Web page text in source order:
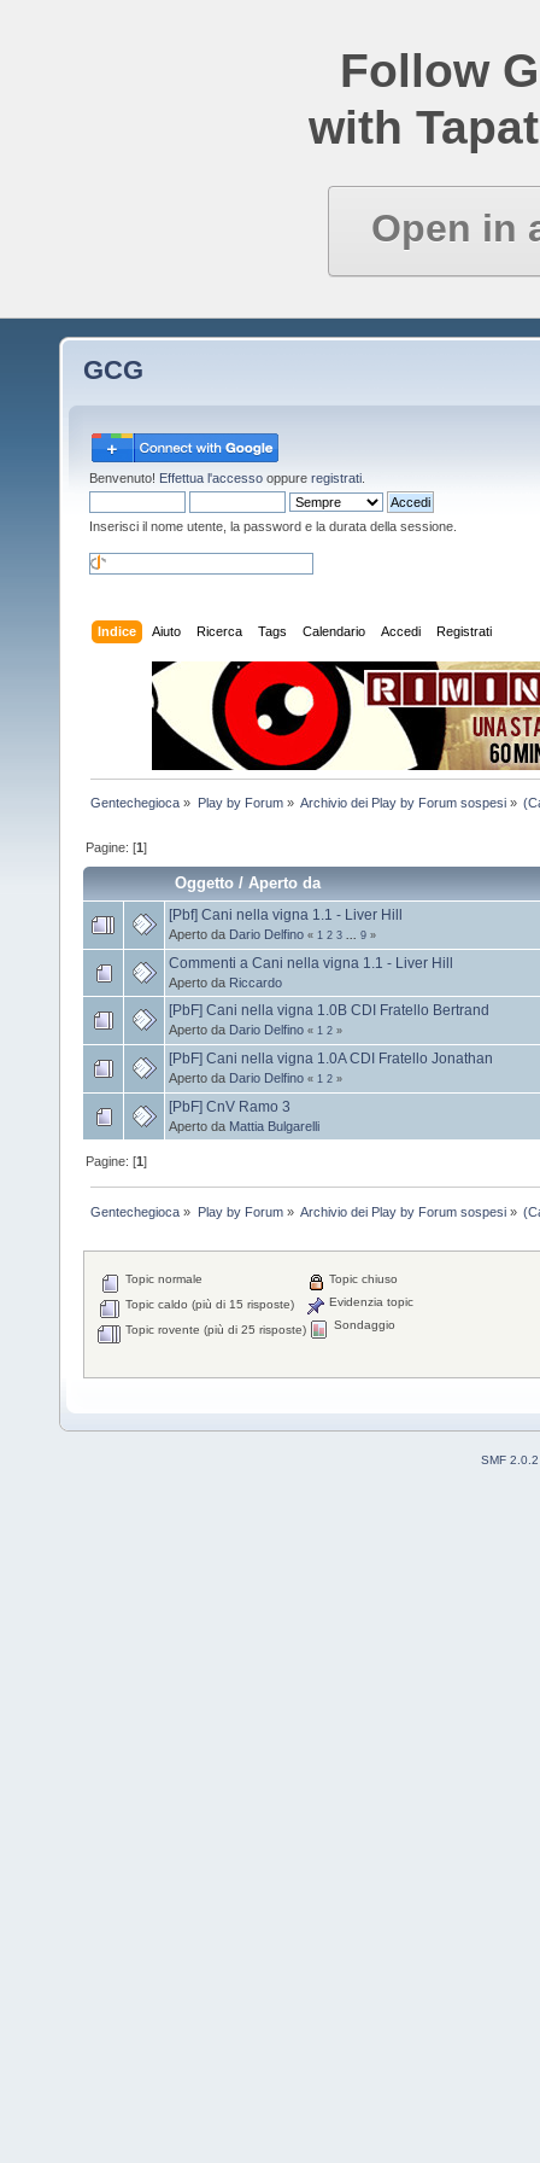
Follow
with
Open in
GCG
Benvenuto! Effettua l'accesso oppure registrati
Inserisci il nome utente, la password e la durata della sessione.
Indice Aiuto Ricerca Tags Calendario Accedi Registrati
Gentechegioca » Play by Forum» Archivio dei Play by Forum sospesi»
Pagine: [1]
Oggetto /Aperto da
[Pbf] Cani nella vigna 1.1 - Liver Hill
Aperto da Dario Delfino « 1 2 3 9 »
Commenti a Cani nella vigna 1.1 - Liver Hill
Aperto da Riccardo
[PbF] Cani nella vigna 1.0B CDI Fratello Bertrand
Aperto da Dario Delfino « 1 2 »
[PbF] Cani nella vigna 1.0A CDI Fratello Jonathan
Aperto da Dario Delfino « 1 2 »
[PbF] CnV Ramo 3
Aperto da Mattia Bulgarelli
Pagine: [1]
Gentechegioca » Play by Forum» Archivio dei Play by Forum sospesi»
Topic normale
Topic caldo (più di 15 risposte)
Topic rovente (più di 25 risposte)
Topic chiuso
Evidenzia topic
Sondaggio
SMF 2.0.2